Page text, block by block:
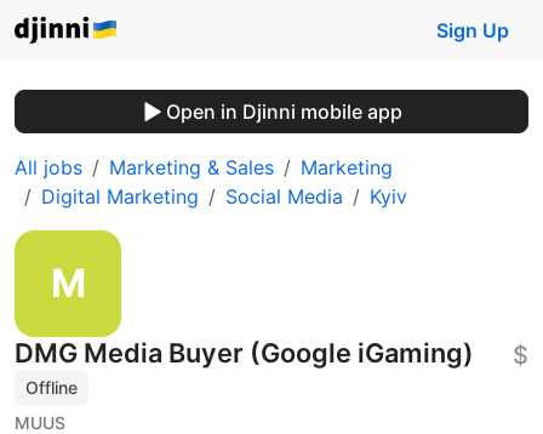
Sign Up
Open in Djinni mobile app
All jobs Marketing & Sales
Marketing
Digital Marketing
Social Media Kyiv
DMG Media Buyer (Google iGaming)
Offline
MUUS
$